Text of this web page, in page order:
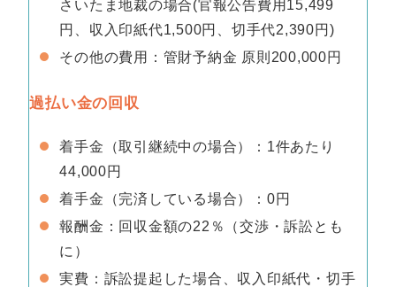
さいたま地裁の場合(官報公告費用15,499
円、収入印紙代1,500円、切手代2,390円)
その他の費用：管財予納金 原則200,000円
過払い金の回収
着手金（取引継続中の場合）：1件あたり
44,000円
着手金（完済している場合）：0円
報酬金：回収金額の22％（交渉・訴訟とも
に）
実費：訴訟提起した場合、収入印紙代・切手